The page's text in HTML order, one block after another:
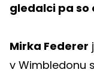
gledalci pa so
Mirka Federer
v Wimbledonu